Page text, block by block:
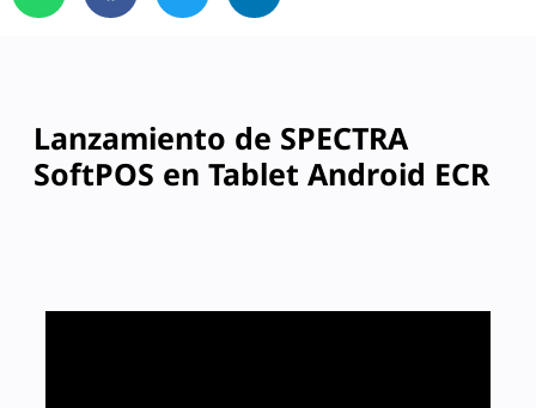
Lanzamiento de SPECTRA
SoftPOS en Tablet Android ECR